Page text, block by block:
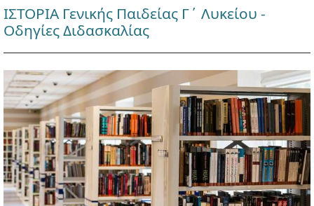
ΙΣΤΟΡΙΑ Γενικής Παιδείας Γ΄ Λυκείου -
Οδηγίες Διδασκαλίας